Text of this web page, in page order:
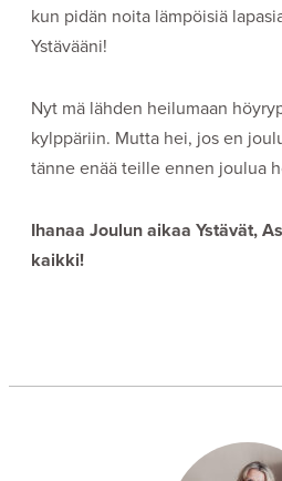
kun pidän noita lämpöisiä
Ystävääni!
Nyt mä lähden heilumaan
kylppäriin. Mutta hei, jos en
tänne enää teille ennen joulua
Ihanaa Joulun aikaa Ystävät,
kaikki!